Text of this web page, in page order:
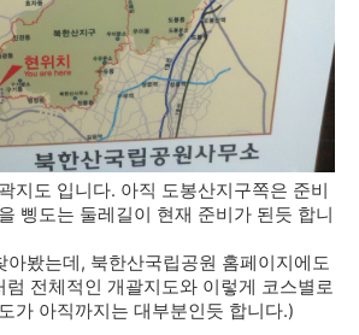
지도 입니다. 아직 도봉산지구쪽은 준비
삥도는 둘레길이 현재 준비가 된듯 합니
아봤는데, 북한산국립공원 홈페이지에도
럼 전체적인 개괄지도와 이렇게 코스별로
가 아직까지는 대부분인듯 합니다.)